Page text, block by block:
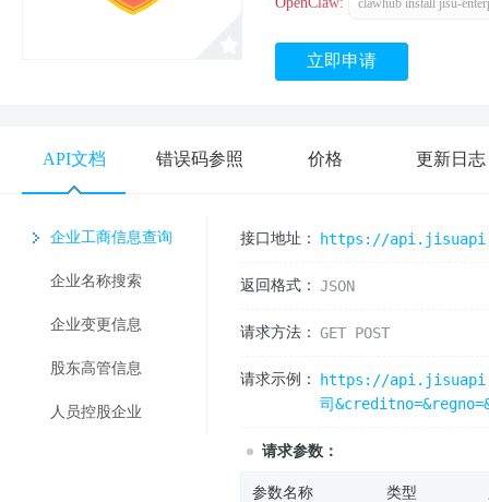
clawhub install jisu-
立即申请
API文档 错误码参照 价格 更新日志
企业工商信息查询
企业名称搜索
企业变更信息
股东高管信息
人员控股企业
接口地址： https://
返回格式： JSON
请求方法： GET POST
请求示例：
https://
司
请求参数：
参数名称 类型